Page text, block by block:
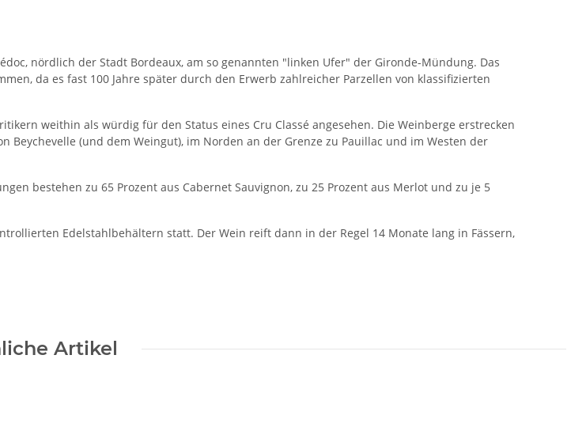
nördlich der Stadt Bordeaux, am so genannten "linken Ufer" der Gironde-Mündung. Das
da es fast 100 Jahre später durch den Erwerb zahlreicher Parzellen von klassifizierten
weithin als würdig für den Status eines Cru Classé angesehen. Die Weinberge erstrecken
Beychevelle (und dem Weingut), im Norden an der Grenze zu Pauillac und im Westen der
bestehen zu 65 Prozent aus Cabernet Sauvignon, zu 25 Prozent aus Merlot und zu je 5
Edelstahlbehältern statt. Der Wein reift dann in der Regel 14 Monate lang in Fässern,
Artikel